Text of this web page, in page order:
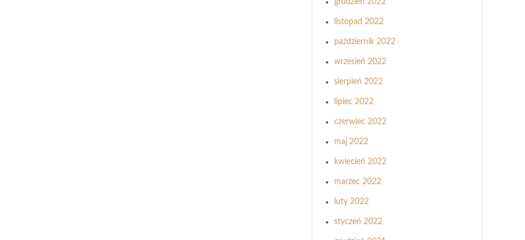
grudzień 2022
listopad 2022
październik 2022
wrzesień 2022
sierpień 2022
lipiec 2022
czerwiec 2022
maj 2022
kwiecień 2022
marzec 2022
luty 2022
styczeń 2022